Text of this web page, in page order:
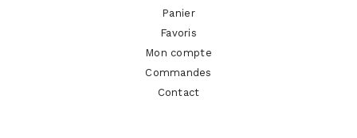
Panier
Favoris
Mon compte
Commandes
Contact